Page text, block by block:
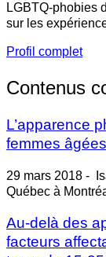
LGBTQ-phobies
sur les
Profil complet
Contenus
L’apparence
femmes
29 mars 2018 -
Québec à
Au-delà des
facteurs